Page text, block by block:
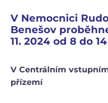
V Nemocnici
Benešov
11. 2024 od 8 do
V Centrálním
přízemí